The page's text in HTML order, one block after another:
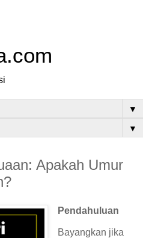
▼
▼
Apakah Umur
Pendahuluan
Bayangkan jika